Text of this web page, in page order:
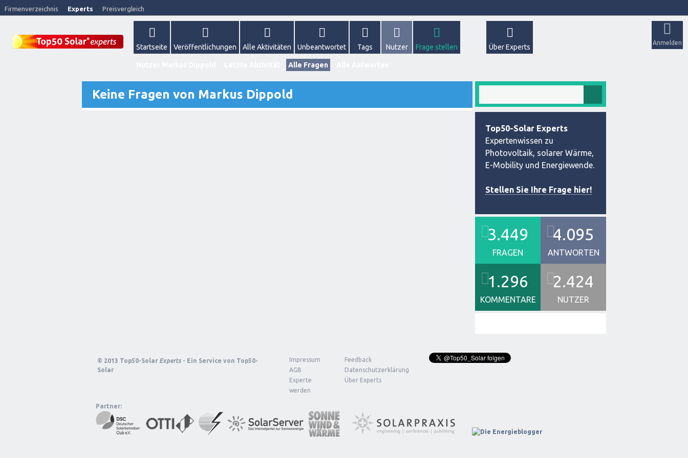
Firmenverzeichnis Experts Preisvergleich
Anmelden
Startseite Veröffentlichungen Alle Aktivitäten Unbeantwortet Tags Nutzer Frage stellen Über Experts
Alle Fragen
Keine Fragen von Markus Dippold
Top50-Solar Experts
Expertenwissen zu
Photovoltaik, solarer Wärme,
E-Mobility und Energiewende.
Stellen Sie Ihre Frage hier!
3.449
FRAGEN
4.095
ANTWORTEN
1.296
KOMMENTARE
2.424
NUTZER
© 2013 Top50-Solar Experts - Ein Service von Top50-
Solar
Impressum
Feedback
AGB
Datenschutzerklärung
Experte
werden
Über Experts
Partner: